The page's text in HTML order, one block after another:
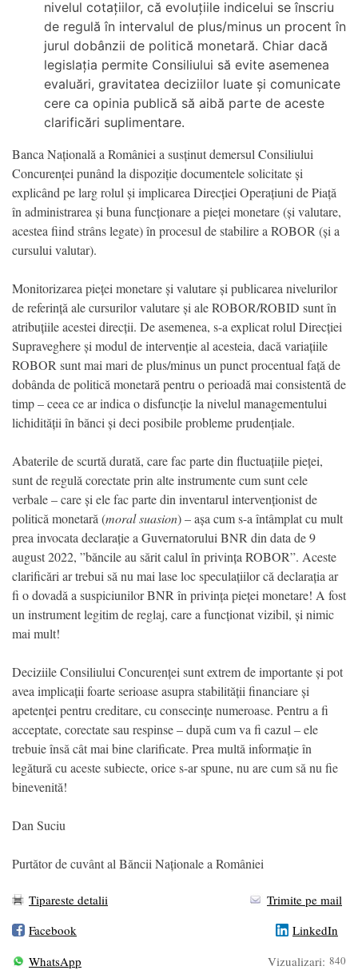
nivelul cotațiilor, că evoluțiile indicelui se înscriu
de regulă în intervalul de plus/minus un procent în
jurul dobânzii de politică monetară. Chiar dacă
legislația permite Consiliului să evite asemenea
evaluări, gravitatea deciziilor luate și comunicate
cere ca opinia publică să aibă parte de aceste
clarificări suplimentare.
Banca Națională a României a susținut demersul Consiliului
Concurenței punând la dispoziție documentele solicitate și
explicând pe larg rolul și implicarea Direcției Operațiuni de Piață
în administrarea și buna funcționare a pieței monetare (și valutare,
acestea fiind strâns legate) în procesul de stabilire a ROBOR (și a
cursului valutar).
Monitorizarea pieței monetare și valutare și publicarea nivelurilor
de referință ale cursurilor valutare și ale ROBOR/ROBID sunt în
atribuțiile acestei direcții. De asemenea, s-a explicat rolul Direcției
Supraveghere și modul de intervenție al acesteia, dacă variațiile
ROBOR sunt mai mari de plus/minus un punct procentual față de
dobânda de politică monetară pentru o perioadă mai consistentă de
timp – ceea ce ar indica o disfuncție la nivelul managementului
lichidității în bănci și deci posibile probleme prudențiale.
Abaterile de scurtă durată, care fac parte din fluctuațiile pieței,
sunt de regulă corectate prin alte instrumente cum sunt cele
verbale – care și ele fac parte din inventarul intervenționist de
politică monetară (moral suasion) – așa cum s-a întâmplat cu mult
prea invocata declarație a Guvernatorului BNR din data de 9
august 2022, ”băncile au sărit calul în privința ROBOR”. Aceste
clarificări ar trebui să nu mai lase loc speculațiilor că declarația ar
fi o dovadă a suspiciunilor BNR în privința pieței monetare! A fost
un instrument legitim de reglaj, care a funcționat vizibil, și nimic
mai mult!
Deciziile Consiliului Concurenței sunt extrem de importante și pot
avea implicații foarte serioase asupra stabilității financiare și
apetenței pentru creditare, cu consecințe numeroase. Pentru a fi
acceptate, corectate sau respinse – după cum va fi cazul – ele
trebuie însă cât mai bine clarificate. Prea multă informație în
legătură cu aceste subiecte, orice s-ar spune, nu are cum să nu fie
binevenită!
Dan Suciu
Purtător de cuvânt al Băncii Naționale a României
Tipareste detalii
Trimite pe mail
Facebook
LinkedIn
WhatsApp
Vizualizari: 840